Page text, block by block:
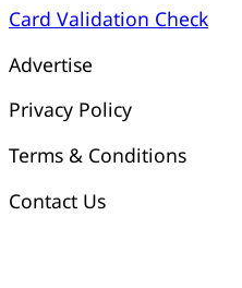
Card Validation Check
Advertise
Privacy Policy
Terms & Conditions
Contact Us